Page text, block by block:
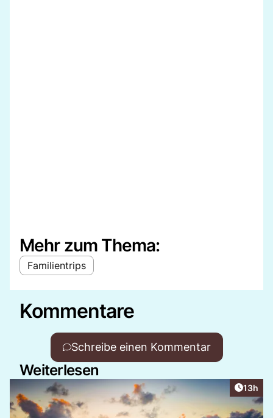
Mehr zum Thema:
Familientrips
Kommentare
Schreibe einen Kommentar
Weiterlesen
Artikel
13h